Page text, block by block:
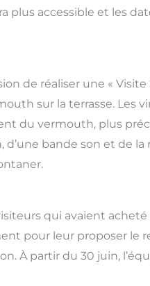
plus accessible et les
de réaliser une «
sur la terrasse. Les
du vermouth, plus
d’une bande son et de
qui avaient
pour leur proposer
À partir du 30 juin,